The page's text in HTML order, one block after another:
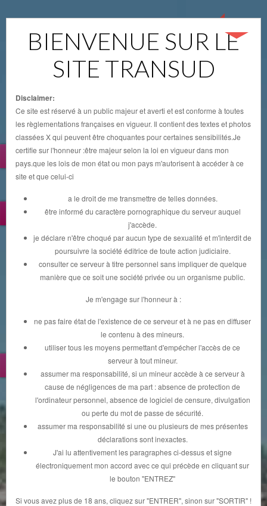
Catégorie
Code Postal
Ville
ENFIN LA CHATTE (video-chat)
à DOMIE EST OUVERTE !!!
Etre connecté pour voir le détail des
vous pouvez vous inscrire ou vous
connecterICI
LIVRE D'OR
Aide
BIENVENUE SUR LE
SITE TRANSUD
Disclaimer:
Ce site est réservé à un public majeur et averti et est conforme à toutes
les règlementations françaises en vigueur. Il contient des textes et photos
classées X qui peuvent être choquantes pour certaines sensibilités.Je
certifie sur l'honneur :être majeur selon la loi en vigueur dans mon
pays.que les lois de mon état ou mon pays m'autorisent à accéder à ce
site et que celui-ci
a le droit de me transmettre de telles données.
être informé du caractère pornographique du serveur auquel
j'accède.
je déclare n'être choqué par aucun type de sexualité et m'interdit de
poursuivre la société éditrice de toute action judiciaire.
consulter ce serveur à titre personnel sans impliquer de quelque
manière que ce soit une société privée ou un organisme public.
Je m'engage sur l'honneur à :
ne pas faire état de l'existence de ce serveur et à ne pas en diffuser
le contenu à des mineurs.
utiliser tous les moyens permettant d'empécher l'accès de ce
serveur à tout mineur.
assumer ma responsabilité, si un mineur accède à ce serveur à
cause de négligences de ma part : absence de protection de
l'ordinateur personnel, absence de logiciel de censure, divulgation
ou perte du mot de passe de sécurité.
assumer ma responsabilité si une ou plusieurs de mes présentes
déclarations sont inexactes.
J'ai lu attentivement les paragraphes ci-dessus et signe
électroniquement mon accord avec ce qui précède en cliquant sur
le bouton "ENTREZ"
Si vous avez plus de 18 ans, cliquez sur "ENTRER", sinon sur "SORTIR" !